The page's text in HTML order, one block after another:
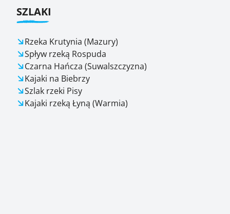
SZLAKI
Rzeka Krutynia (Mazury)
Spływ rzeką Rospuda
Czarna Hańcza (Suwalszczyzna)
Kajaki na Biebrzy
Szlak rzeki Pisy
Kajaki rzeką Łyną (Warmia)